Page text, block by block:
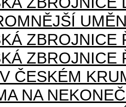
ZBROJNICE
ZBROJNICE
ČESKÉM
NA